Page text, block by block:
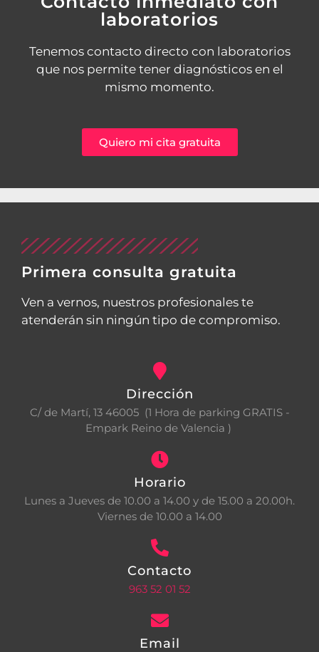
laboratorios
Tenemos contacto directo con laboratorios
que nos permite tener diagnósticos en el
mismo momento.
Quiero mi cita gratuita
Primera consulta gratuita
Ven a vernos, nuestros profesionales te
atenderán sin ningún tipo de compromiso.
Dirección
C/ de Martí, 13 46005 (1 Hora de parking GRATIS -
Empark Reino de Valencia )
Horario
Lunes a Jueves de 10.00 a 14.00 y de 15.00 a 20.00h.
Viernes de 10.00 a 14.00
Contacto
963 52 01 52
Email